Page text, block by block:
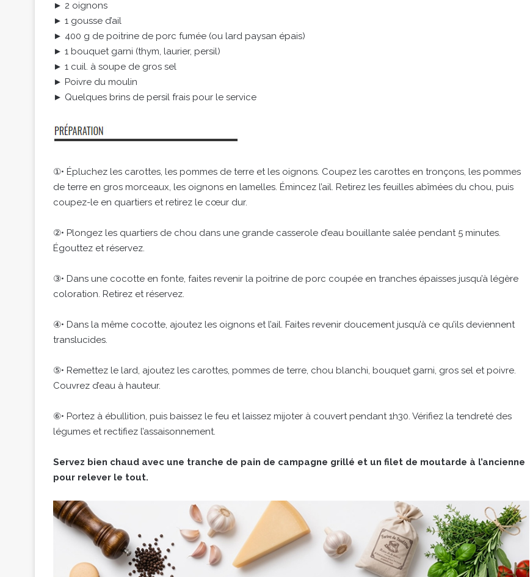
► 2 oignons
► 1 gousse d’ail
► 400 g de poitrine de porc fumée (ou lard paysan épais)
► 1 bouquet garni (thym, laurier, persil)
► 1 cuil. à soupe de gros sel
► Poivre du moulin
► Quelques brins de persil frais pour le service
①• Épluchez les carottes, les pommes de terre et les oignons. Coupez les carottes en tronçons, les pommes
de terre en gros morceaux, les oignons en lamelles. Émincez l’ail. Retirez les feuilles abîmées du chou, puis
coupez-le en quartiers et retirez le cœur dur.
②• Plongez les quartiers de chou dans une grande casserole d’eau bouillante salée pendant 5 minutes.
Égouttez et réservez.
③• Dans une cocotte en fonte, faites revenir la poitrine de porc coupée en tranches épaisses jusqu’à légère
coloration. Retirez et réservez.
④• Dans la même cocotte, ajoutez les oignons et l’ail. Faites revenir doucement jusqu’à ce qu’ils deviennent
translucides.
⑤• Remettez le lard, ajoutez les carottes, pommes de terre, chou blanchi, bouquet garni, gros sel et poivre.
Couvrez d’eau à hauteur.
⑥• Portez à ébullition, puis baissez le feu et laissez mijoter à couvert pendant 1h30. Vérifiez la tendreté des
légumes et rectifiez l’assaisonnement.
Servez bien chaud avec une tranche de pain de campagne grillé et un filet de moutarde à l’ancienne
pour relever le tout.